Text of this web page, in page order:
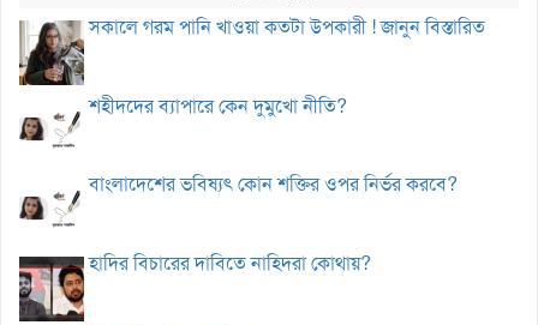
সকালে গরম পানি খাওয়া কতটা উপকারী ! জানুন বিস্তারিত
শহীদদের ব্যাপারে কেন দুমুখো নীতি?
বাংলাদেশের ভবিষ্যৎ কোন শক্তির ওপর নির্ভর করবে?
হাদির বিচারের দাবিতে নাহিদরা কোথায়?